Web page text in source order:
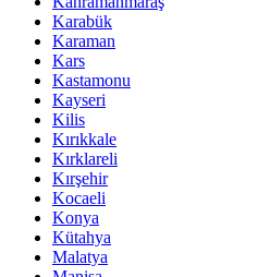
Karabük
Karaman
Kars
Kastamonu
Kayseri
Kilis
Kırıkkale
Kırklareli
Kırşehir
Kocaeli
Konya
Kütahya
Malatya